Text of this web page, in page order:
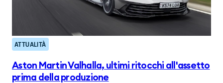
ATTUALITÀ
Aston Martin Valhalla, ultimi ritocchi all'assetto
prima della produzione